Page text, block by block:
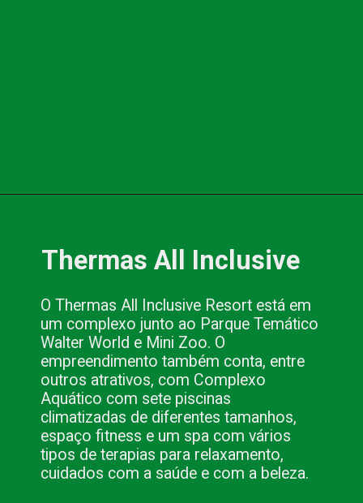
Thermas All Inclusive
O Thermas All Inclusive Resort está em
um complexo junto ao Parque Temático
Walter World e Mini Zoo. O
empreendimento também conta, entre
outros atrativos, com Complexo
Aquático com sete piscinas
climatizadas de diferentes tamanhos,
espaço fitness e um spa com vários
tipos de terapias para relaxamento,
cuidados com a saúde e com a beleza.